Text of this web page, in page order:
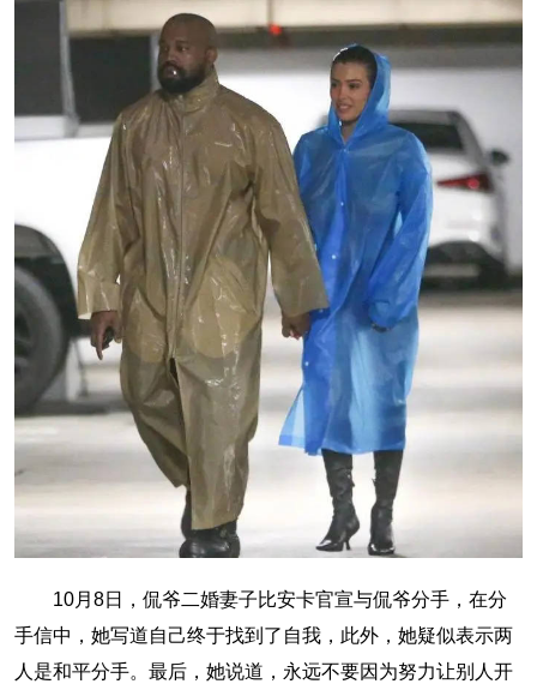
10月8日，侃爷二婚妻子比安卡官宣与侃爷分手，在分
手信中，她写道自己终于找到了自我，此外，她疑似表示两
人是和平分手。最后，她说道，永远不要因为努力让别人开